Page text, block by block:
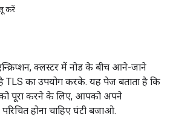
करें
क्लस्टर में नोड के बीच आने-जाने
है TLS का उपयोग करके. यह पेज बताता है कि
को पूरा करने के लिए, आपको अपने
होना चाहिए घंटी बजाओ.